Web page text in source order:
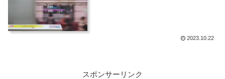
2023.10.22
スポンサーリンク